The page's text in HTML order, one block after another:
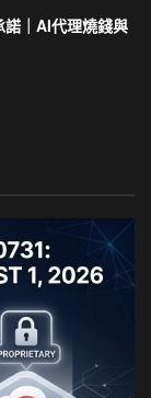
｜AI代理燒錢與